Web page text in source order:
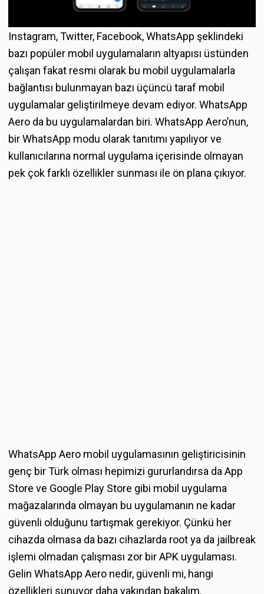
Instagram, Twitter, Facebook, WhatsApp şeklindeki
bazı popüler mobil uygulamaların altyapısı üstünden
çalışan fakat resmi olarak bu mobil uygulamalarla
bağlantısı bulunmayan bazı üçüncü taraf mobil
uygulamalar geliştirilmeye devam ediyor. WhatsApp
Aero da bu uygulamalardan biri. WhatsApp Aero’nun,
bir WhatsApp modu olarak tanıtımı yapılıyor ve
kullanıcılarına normal uygulama içerisinde olmayan
pek çok farklı özellikler sunması ile ön plana çıkıyor.
WhatsApp Aero mobil uygulamasının geliştiricisinin
genç bir Türk olması hepimizi gururlandırsa da App
Store ve Google Play Store gibi mobil uygulama
mağazalarında olmayan bu uygulamanın ne kadar
güvenli olduğunu tartışmak gerekiyor. Çünkü her
cihazda olmasa da bazı cihazlarda root ya da jailbreak
işlemi olmadan çalışması zor bir APK uygulaması.
Gelin WhatsApp Aero nedir, güvenli mi, hangi
özellikleri sunuyor daha yakından bakalım.